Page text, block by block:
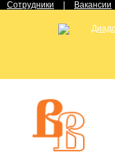
Сотрудники Вакансии